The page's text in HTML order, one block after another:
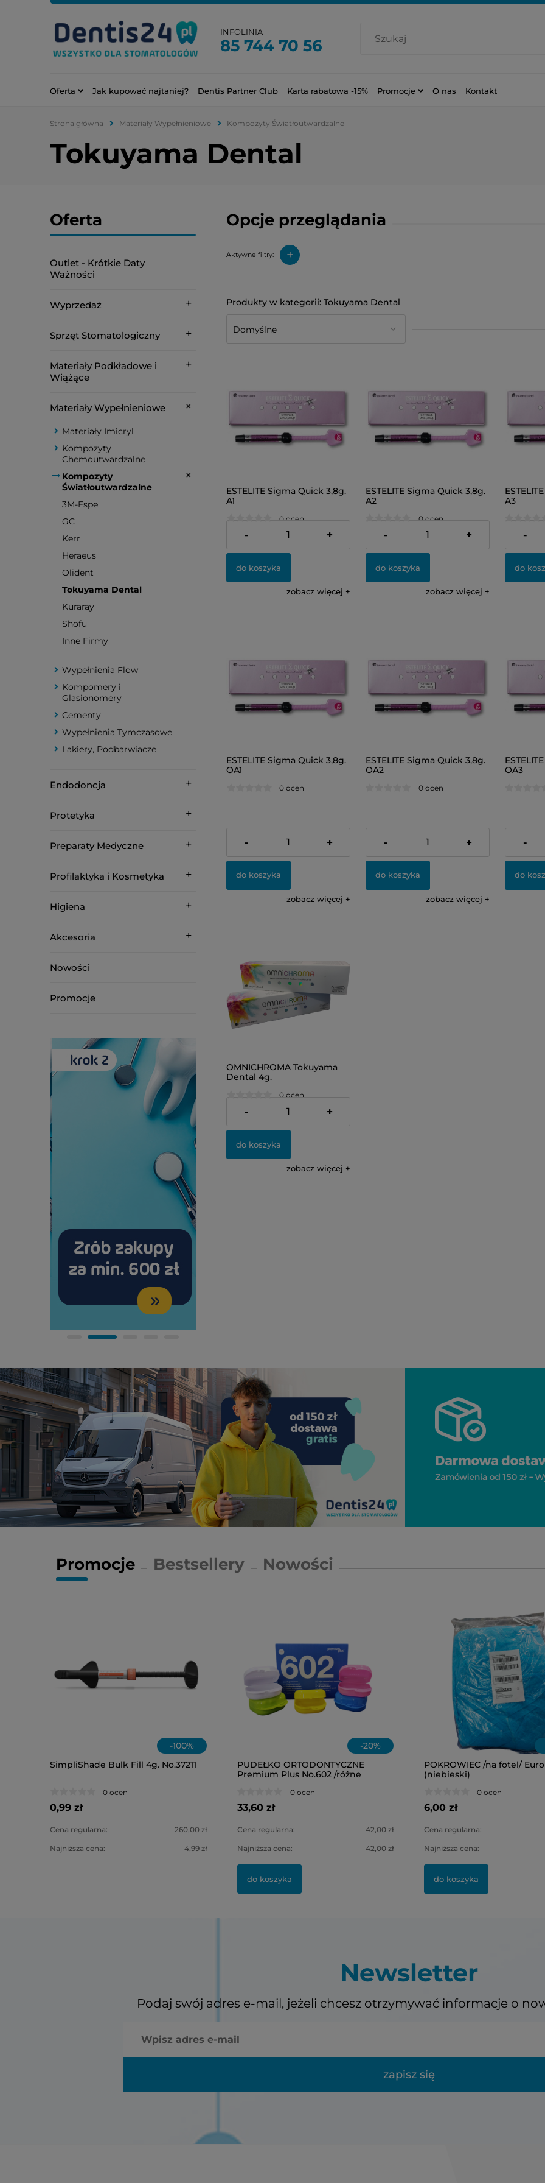
INFOLINIA
85 744 70 56
Oferta Jak kupować najtaniej? Dentis Partner Club Karta rabatowa -15% Promocje O nas Kontakt
Strona główna Materiały Wypełnieniowe Kompozyty Światłoutwardzalne
Tokuyama Dental
Oferta
Outlet - Krótkie Daty
Ważności
Wyprzedaż
Sprzęt Stomatologiczny
Materiały Podkładowe i
Wiążące
Materiały Wypełnieniowe
Materiały Imicryl
Kompozyty
Chemoutwardzalne
Kompozyty
Światłoutwardzalne
3M-Espe
GC
Kerr
Heraeus
Olident
Tokuyama Dental
Kuraray
Shofu
Inne Firmy
Wypełnienia Flow
Kompomery i
Glasionomery
Cementy
Wypełnienia Tymczasowe
Lakiery, Podbarwiacze
Endodoncja
Protetyka
Preparaty Medyczne
Profilaktyka i Kosmetyka
Higiena
Akcesoria
Nowości
Promocje
Opcje przeglądania
Aktywne filtry: +
Tokuyama Dental
ESTELITE Sigma Quick 3,8g.
A1
0 ocen
228,00 zł
- +
do koszyka
zobacz więcej
ESTELITE Sigma Quick 3,8g.
A2
0 ocen
228,00 zł
- +
do koszyka
zobacz więcej
A3
228,00 zł
-
do
ESTELITE Sigma Quick 3,8g.
OA1
0 ocen
228,00 zł
- +
do koszyka
zobacz więcej
ESTELITE Sigma Quick 3,8g.
OA2
0 ocen
228,00 zł
- +
do koszyka
zobacz więcej
OA3
228,00 zł
-
do
OMNICHROMA Tokuyama
Dental 4g.
0 ocen
248,00 zł
- +
do koszyka
zobacz więcej
Promocje Nowości
Bestsellery
-100%
SimpliShade Bulk Fill 4g. No.37211
0 ocen
0,99 zł
Cena regularna: 260,00 zł
Najniższa cena: 4,99 zł
-20%
PUDEŁKO ORTODONTYCZNE
Premium Plus No.602 /różne
0 ocen
33,60 zł
Cena regularna: 42,00 zł
Najniższa cena: 42,00 zł
do koszyka
POKROWIEC /na fotel/
(niebieski)
0 ocen
6,00 zł
Cena regularna:
Najniższa cena:
do koszyka
Newsletter
Podaj swój adres e-mail, jeżeli chcesz otrzymywać informacje o
zapisz się